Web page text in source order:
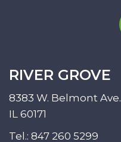
RIVER GROVE
8383 W. Belmont Ave.
IL 60171
Tel.: 847 260 5299